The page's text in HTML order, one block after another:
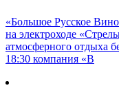
«Большое Русское
на электроходе
атмосферного отдыха
18:30 компания «В